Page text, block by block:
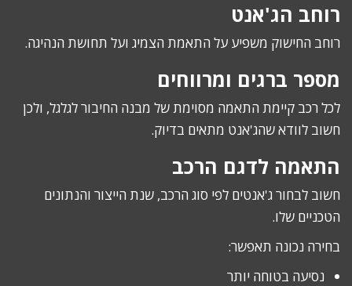
רוחב הג'אנט
רוחב החישוק משפיע על התאמת הצמיג ועל תחושת הנהיגה.
מספר ברגים ומרווחים
לכל רכב קיימת התאמה מסוימת של מבנה החיבור לגלגל, ולכן
חשוב לוודא שהג'אנט מתאים בדיוק.
התאמה לדגם הרכב
חשוב לבחור ג'אנטים לפי סוג הרכב, שנת הייצור והנתונים
הטכניים שלו.
בחירה נכונה תאפשר:
נסיעה בטוחה יותר